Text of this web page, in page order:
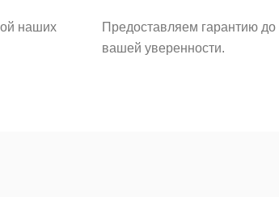
наших
Предоставляем гарантию
вашей уверенности.